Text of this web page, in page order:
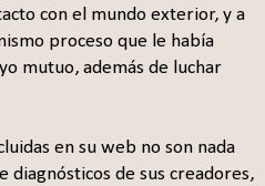
con el mundo exterior, y a
proceso que le había
mutuo, además de luchar
en su web no son nada
diagnósticos de sus creadores,